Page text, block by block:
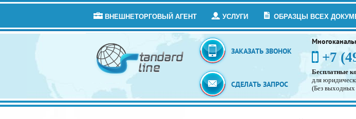
ВНЕШНЕТОРГОВЫЙ АГЕНТ УСЛУГИ ОБРАЗЦЫ ВСЕХ
ЗАКАЗАТЬ ЗВОНОК
СДЕЛАТЬ ЗАПРОС
+7
Бесплатные
для
(Без